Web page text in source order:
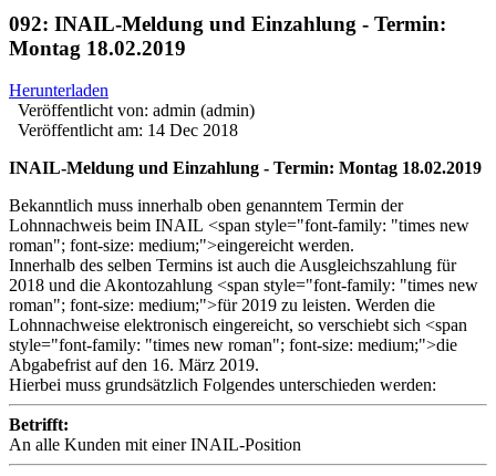
092: INAIL-Meldung und Einzahlung - Termin:
Montag 18.02.2019
Herunterladen
Veröffentlicht von: admin (admin)
Veröffentlicht am: 14 Dec 2018
INAIL-Meldung und Einzahlung - Termin: Montag 18.02.2019
Bekanntlich muss innerhalb oben genanntem Termin der
Lohnnachweis beim INAIL <span style="font-family: "times new
roman"; font-size: medium;">eingereicht werden.
Innerhalb des selben Termins ist auch die Ausgleichszahlung für
2018 und die Akontozahlung <span style="font-family: "times new
roman"; font-size: medium;">für 2019 zu leisten. Werden die
Lohnnachweise elektronisch eingereicht, so verschiebt sich <span
style="font-family: "times new roman"; font-size: medium;">die
Abgabefrist auf den 16. März 2019.
Hierbei muss grundsätzlich Folgendes unterschieden werden:
Betrifft:
An alle Kunden mit einer INAIL-Position